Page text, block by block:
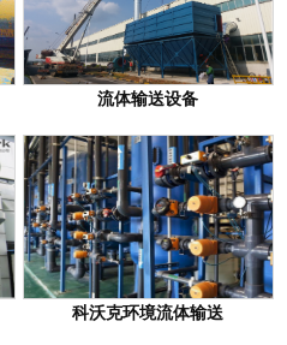
流体输送设备
科沃克环境流体输送